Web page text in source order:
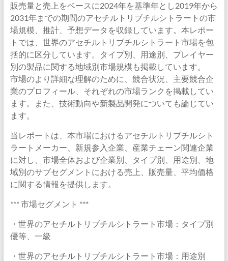
販売量と売上をベースに2024年を基準年とし2019年から
2031年までの期間のアセチルトリブチルシトラートの市
場規模、推計、予想データを収録しています。本レポー
トでは、世界のアセチルトリブチルシトラート市場を包
括的に区分しています。タイプ別、用途別、プレイヤー
別の製品に関する地域別市場規模も掲載しています。
市場のより詳細な理解のために、競合状況、主要競合企
業のプロフィール、それぞれの市場ランクを掲載してい
ます。また、技術動向や新製品開発についても論じてい
ます。
当レポートは、本市場におけるアセチルトリブチルシト
ラートメーカー、新規参入企業、産業チェーン関連企業
に対し、市場全体および企業別、タイプ別、用途別、地
域別のサブセグメントにおける売上、販売量、平均価格
に関する情報を提供します。
*** 市場セグメント ***
・世界のアセチルトリブチルシトラート市場：タイプ別
優等、一級
・世界のアセチルトリブチルシトラート市場：用途別